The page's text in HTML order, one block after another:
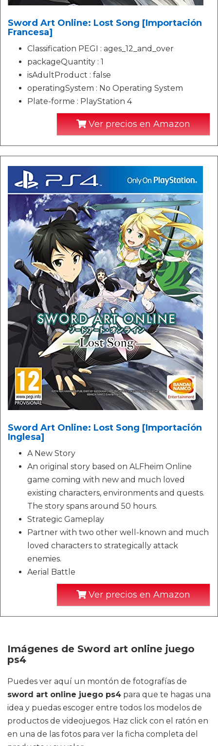
Sword Art Online: Lost Song [Importación
Francesa]
Classification PEGI : ages_12_and_over
packageQuantity : 1
isAdultProduct : false
operatingSystem : No Operating System
Plate-forme : PlayStation 4
Ver precios en Amazon
Sword Art Online: Lost Song [Importación
Inglesa]
A New Story
An original story based on ALFheim Online
game coming with new and much loved
existing characters, environments and quests.
The story spans around 50 hours.
Strategic Gameplay
Partner with two other well-known and much
loved characters to strategically attack
enemies.
Aerial Battle
Ver precios en Amazon
Imágenes de Sword art online juego
ps4
Puedes ver aquí un montón de fotografías de
sword art online juego ps4 para que te hagas una
idea y puedas escoger entre todos los modelos de
productos de videojuegos. Haz click con el ratón en
en una de las fotos para ver la ficha completa del